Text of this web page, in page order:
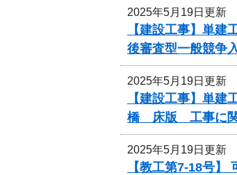
2025年5月19日更新
【建設工事】単
後審査型一般競争
2025年5月19日更新
【建設工事】単
橋 床版 工事に関
2025年5月19日更新
【教工第7-18号】